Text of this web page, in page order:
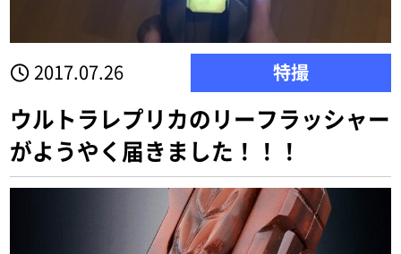
2017.07.26 特撮
ウルトラレプリカのリーフラッシャー
がようやく届きました！！！